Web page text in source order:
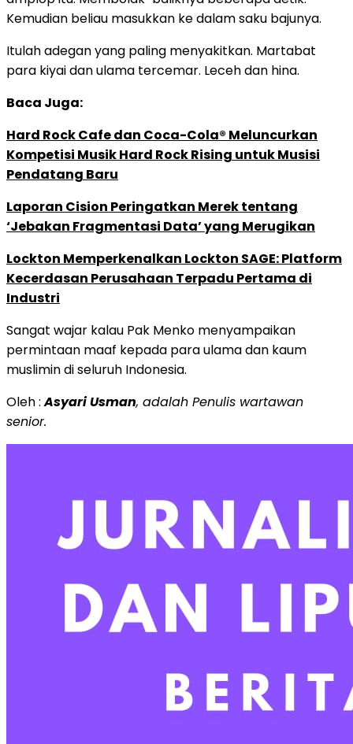
Kemudian beliau masukkan ke dalam saku bajunya.
Itulah adegan yang paling menyakitkan. Martabat
para kiyai dan ulama tercemar. Leceh dan hina.
Baca Juga:
Hard Rock Cafe dan Coca-Cola® Meluncurkan
Kompetisi Musik Hard Rock Rising untuk Musisi
Pendatang Baru
Laporan Cision Peringatkan Merek tentang
‘Jebakan Fragmentasi Data’ yang Merugikan
Lockton Memperkenalkan Lockton SAGE: Platform
Kecerdasan Perusahaan Terpadu Pertama di
Industri
Sangat wajar kalau Pak Menko menyampaikan
permintaan maaf kepada para ulama dan kaum
muslimin di seluruh Indonesia.
Oleh :Asyari Usman, adalah Penulis wartawan
senior.